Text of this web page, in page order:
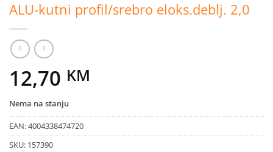
ALU-kutni profil/srebro eloks.deblj. 2,0
12,70 KM
Nema na stanju
EAN:4004338474720
SKU: 157390